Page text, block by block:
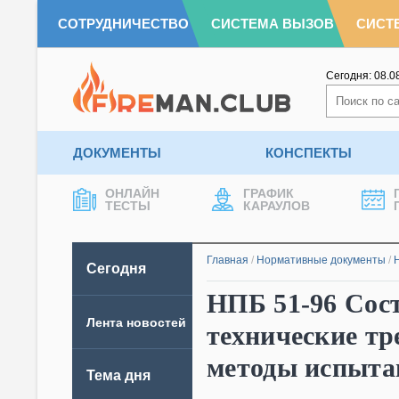
СОТРУДНИЧЕСТВО СИСТЕМА ВЫЗОВ
Сегодня:
ДОКУМЕНТЫ КОНСПЕКТЫ
ОНЛАЙН
ТЕСТЫ
ГРАФИК
КАРАУЛОВ
Сегодня
Лента новостей
Тема дня
Главная / Нормативные документы /
НПБ 51-96
технические
методы